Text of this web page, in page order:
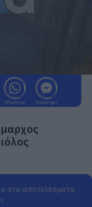
WhatsApp Messenger
στα αποτελέσματα